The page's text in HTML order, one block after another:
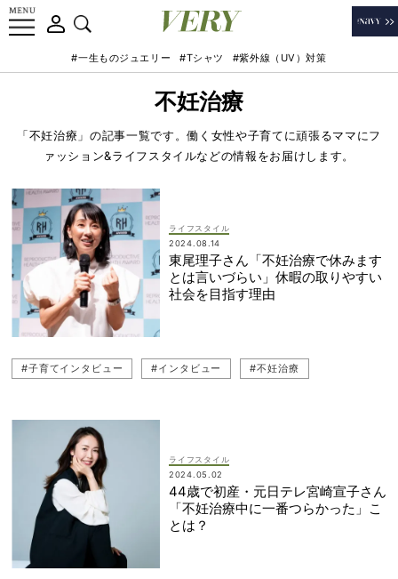
#一生ものジュエリー #Tシャツ #紫外線（UV）対策
不妊治療
「不妊治療」の記事一覧です。働く女性や子育てに頑張るママにフ
ァッション&ライフスタイルなどの情報をお届けします。
ライフスタイル
2024.08.14
東尾理子さん「不妊治療で休みます
とは言いづらい」休暇の取りやすい
社会を目指す理由
#子育てインタビュー #インタビュー #不妊治療
ライフスタイル
2024.05.02
44歳で初産・元日テレ宮崎宣子さん
「不妊治療中に一番つらかった」こ
とは？